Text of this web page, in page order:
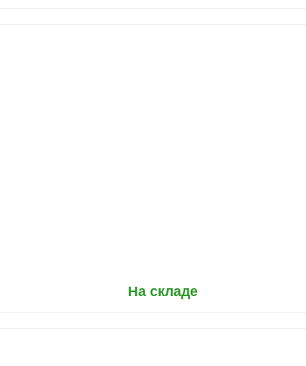
На складе